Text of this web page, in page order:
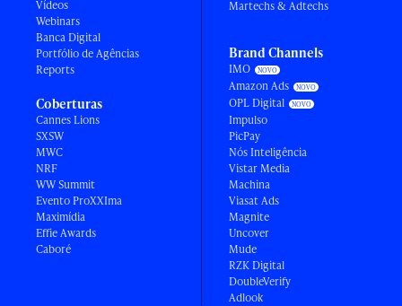
Vídeos
Webinars
Banca Digital
Portfólio de Agências
Reports
Coberturas
Cannes Lions
SXSW
MWC
NRF
WW Summit
Evento ProXXIma
Maximídia
Effie Awards
Caboré
Martechs & Adtechs
Brand Channels
IMO
Amazon Ads
OPL Digital
Impulso
PicPay
Nós Inteligência
Vistar Media
Machina
Viasat Ads
Magnite
Uncover
Mude
RZK Digital
DoubleVerify
Adlook